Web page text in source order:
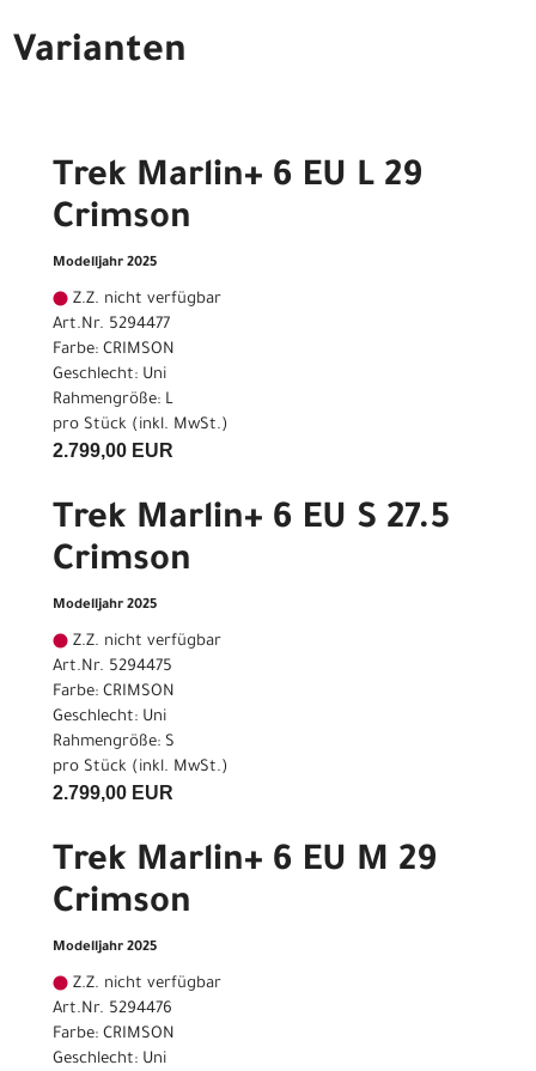
Varianten
Trek Marlin+ 6 EU L 29
Crimson
Modelljahr 2025
Z.Z. nicht verfügbar
Art.Nr. 5294477
Farbe: CRIMSON
Geschlecht: Uni
Rahmengröße: L
pro Stück (inkl. MwSt.)
2.799,00 EUR
Trek Marlin+ 6 EU S 27.5
Crimson
Modelljahr 2025
Z.Z. nicht verfügbar
Art.Nr. 5294475
Farbe: CRIMSON
Geschlecht: Uni
Rahmengröße: S
pro Stück (inkl. MwSt.)
2.799,00 EUR
Trek Marlin+ 6 EU M 29
Crimson
Modelljahr 2025
Z.Z. nicht verfügbar
Art.Nr. 5294476
Farbe: CRIMSON
Geschlecht: Uni